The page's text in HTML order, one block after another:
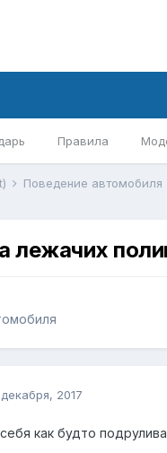
Правила
Поведение автомобиля
лежачих
2017
как будто